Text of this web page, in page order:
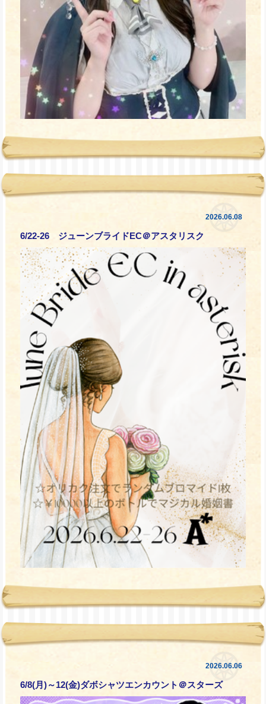
2026.06.08
6/22-26 ジューンブライドEC＠アスタリスク
2026.06.06
6/8(月)～12(金)ダボシャツエンカウント＠スターズ